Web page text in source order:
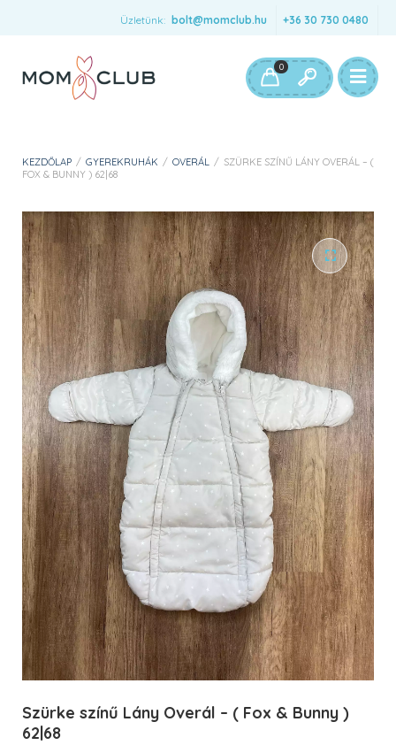
Üzletünk: bolt@momclub.hu +36 30 730 0480
0
KEZDŐLAP / GYEREKRUHÁK / OVERÁL / SZÜRKE SZÍNŰ LÁNY OVERÁL – (
FOX & BUNNY ) 62|68
Szürke színű Lány Overál – ( Fox & Bunny )
62|68